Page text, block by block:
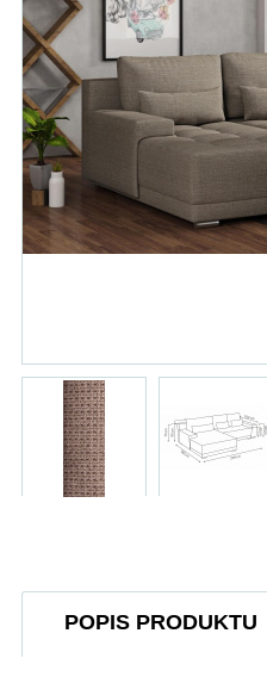
POPIS PRODUKTU